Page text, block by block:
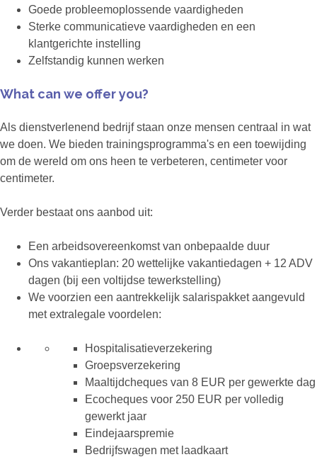
Goede probleemoplossende vaardigheden
Sterke communicatieve vaardigheden en een
klantgerichte instelling
Zelfstandig kunnen werken
What can we offer you?
Als dienstverlenend bedrijf staan onze mensen centraal in wat
we doen. We bieden trainingsprogramma's en een toewijding
om de wereld om ons heen te verbeteren, centimeter voor
centimeter.
Verder bestaat ons aanbod uit:
Een arbeidsovereenkomst van onbepaalde duur
Ons vakantieplan: 20 wettelijke vakantiedagen + 12 ADV
dagen (bij een voltijdse tewerkstelling)
We voorzien een aantrekkelijk salarispakket aangevuld
met extralegale voordelen:
Hospitalisatieverzekering
Groepsverzekering
Maaltijdcheques van 8 EUR per gewerkte dag
Ecocheques voor 250 EUR per volledig
gewerkt jaar
Eindejaarspremie
Bedrijfswagen met laadkaart